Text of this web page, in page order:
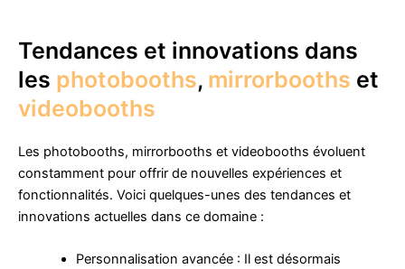
Tendances et innovations dans
les photobooths, mirrorbooths et
videobooths
Les photobooths, mirrorbooths et videobooths évoluent
constamment pour offrir de nouvelles expériences et
fonctionnalités. Voici quelques-unes des tendances et
innovations actuelles dans ce domaine :
Personnalisation avancée : Il est désormais